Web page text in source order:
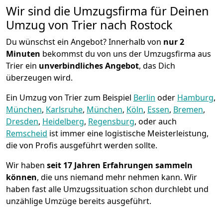
Wir sind die Umzugsfirma für Deinen
Umzug von Trier nach Rostock
Du wünschst ein Angebot? Innerhalb von nur 2
Minuten bekommst du von uns der Umzugsfirma aus
Trier ein unverbindliches Angebot, das Dich
überzeugen wird.
Ein Umzug von Trier zum Beispiel Berlin oder Hamburg,
München, Karlsruhe, München, Köln, Essen, Bremen,
Dresden, Heidelberg, Regensburg, oder auch
Remscheid ist immer eine logistische Meisterleistung,
die von Profis ausgeführt werden sollte.
Wir haben seit 17 Jahren Erfahrungen sammeln
können, die uns niemand mehr nehmen kann. Wir
haben fast alle Umzugssituation schon durchlebt und
unzählige Umzüge bereits ausgeführt.